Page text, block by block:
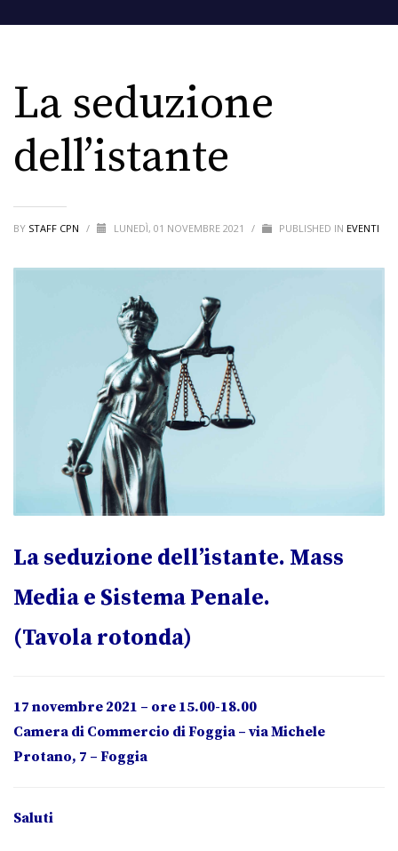
La seduzione
dell’istante
BY STAFF CPN / LUNEDÌ, 01 NOVEMBRE 2021 / PUBLISHED IN EVENTI
La seduzione dell’istante. Mass
Media e Sistema Penale.
(Tavola rotonda)
17 novembre 2021 – ore 15.00-18.00
Camera di Commercio di Foggia – via Michele
Protano, 7 – Foggia
Saluti